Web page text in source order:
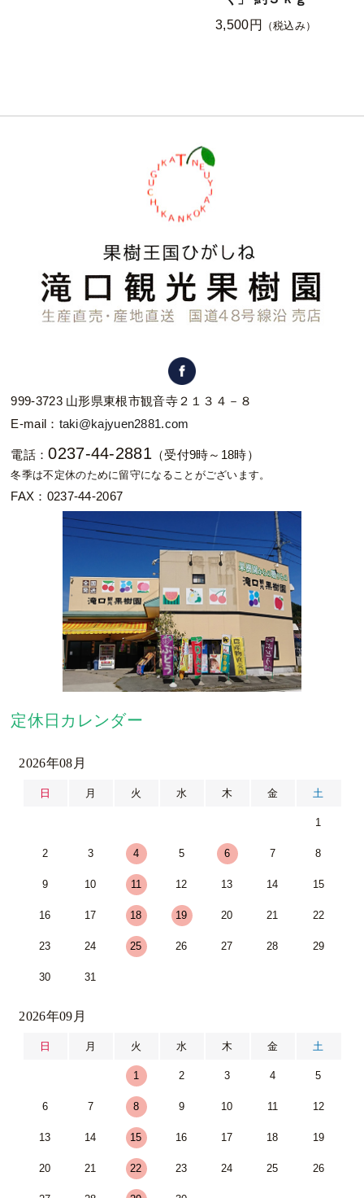
3,500円
（税込み）
999-3723 山形県東根市観音寺２１３４－８
E-mail： taki@kajyuen2881.com
電話：0237-44-2881（受付9時～18時）
冬季は不定休のために留守になることがございます。
FAX：0237-44-2067
定休日カレンダー
2026年08月
日 月 火 水 木 金 土
1
2 3 4 5 6 7 8
9 10 11 12 13 14 15
16 17 18 19 20 21 22
23 24 25 26 27 28 29
30 31
2026年09月
日 月 火 水 木 金 土
1 2 3 4 5
6 7 8 9 10 11 12
13 14 15 16 17 18 19
20 21 22 23 24 25 26